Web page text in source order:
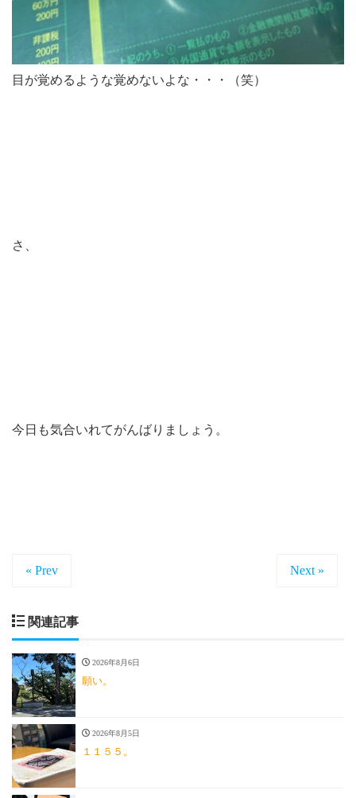
目が覚めるような覚めないよな・・・（笑）
さ、
今日も気合いれてがんばりましょう。
« Prev Next »
関連記事
2026年8月6日
願い。
2026年8月5日
１１５５。